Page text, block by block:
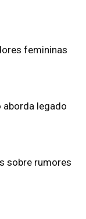
femininas
aborda legado
sobre rumores